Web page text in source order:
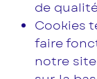
de
Cookies
faire
notre site